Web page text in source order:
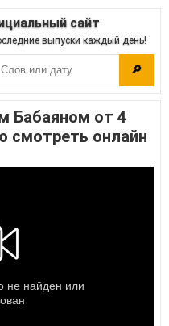
сайт
выпуски каждый день!
🔎
Бабаяном от 4
смотреть онлайн